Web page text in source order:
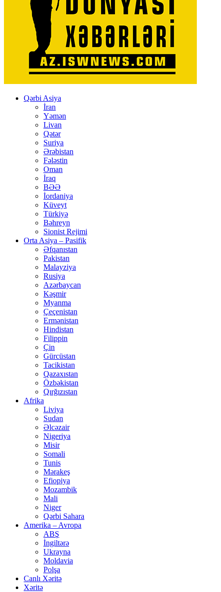
Qərbi Asiya
İran
Yəmən
Livan
Qətər
Suriya
Ərəbistan
Fələstin
Oman
İraq
BƏƏ
İordaniya
Küveyt
Türkiyə
Bəhreyn
Sionist Rejimi
Orta Asiya – Pasifik
Əfqanıstan
Pakistan
Malayziya
Rusiya
Azərbaycan
Kəşmir
Myanma
Çeçenistan
Ermənistan
Hindistan
Filippin
Çin
Gürcüstan
Tacikistan
Qazaxıstan
Özbəkistan
Qırğızıstan
Afrika
Liviya
Sudan
Əlcəzair
Nigeriya
Misir
Somali
Tunis
Mərakeş
Efiopiya
Mozambik
Mali
Niger
Qərbi Sahara
Amerika – Avropa
ABŞ
İngiltərə
Ukrayna
Moldavia
Polşa
Canlı Xəritə
Xəritə